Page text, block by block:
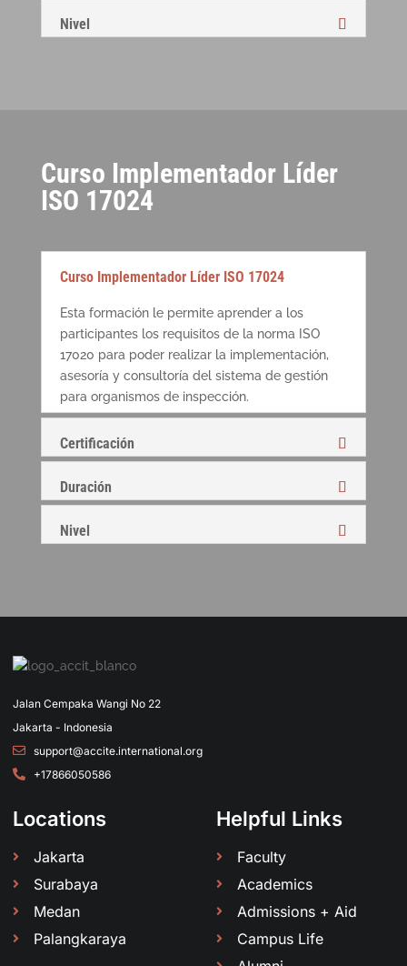
Nivel
Curso Implementador Líder
ISO 17024
Curso Implementador Líder ISO 17024
Esta formación le permite aprender a los
participantes los requisitos de la norma ISO
17020 para poder realizar la implementación,
asesoría y consultoría del sistema de gestión
para organismos de inspección.
Certificación
Duración
Nivel
Jalan Cempaka Wangi No 22
Jakarta - Indonesia
support@accite.international.org
+17866050586
Locations
Jakarta
Surabaya
Medan
Palangkaraya
Helpful Links
Faculty
Academics
Admissions + Aid
Campus Life